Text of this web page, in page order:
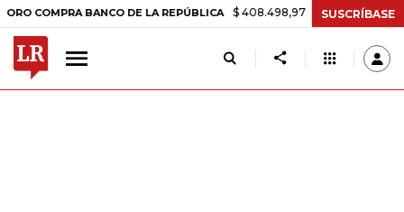
BANCO DE LA REPÚBLICA $ 408.498,97 +$ 8.753,81 +2,19%
SUSCRÍBASE